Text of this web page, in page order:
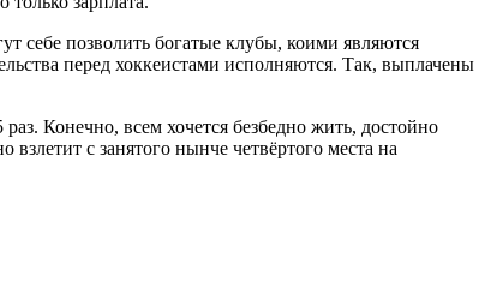
себе позволить богатые клубы, коими являются
перед хоккеистами исполняются. Так, выплачены
Конечно, всем хочется безбедно жить, достойно
с занятого нынче четвёртого места на